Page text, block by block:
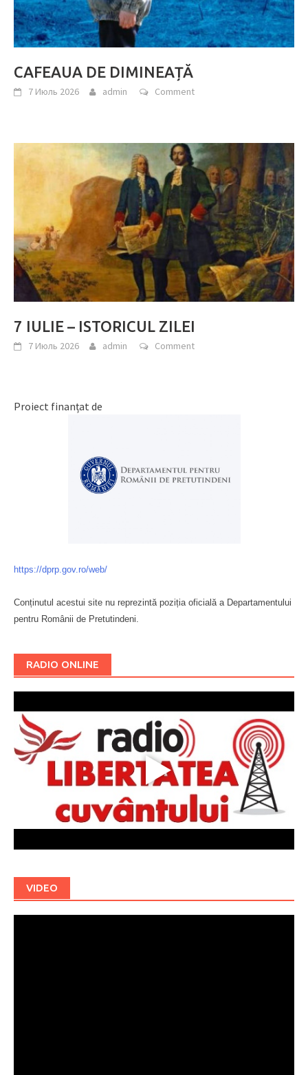
CAFEAUA DE DIMINEAȚĂ
7 Июль 2026 admin Comment
7 IULIE – ISTORICUL ZILEI
7 Июль 2026 admin Comment
Proiect finanțat de
https://dprp.gov.ro/web/
Conținutul acestui site nu reprezintă poziția oficială a Departamentului
pentru Românii de Pretutindeni.
RADIO ONLINE
VIDEO